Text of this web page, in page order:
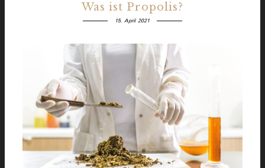
Was ist Propolis?
15. April 2021